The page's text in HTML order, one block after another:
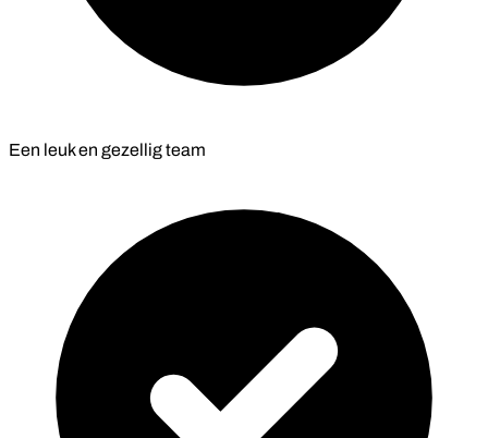
Een leuk en gezellig team